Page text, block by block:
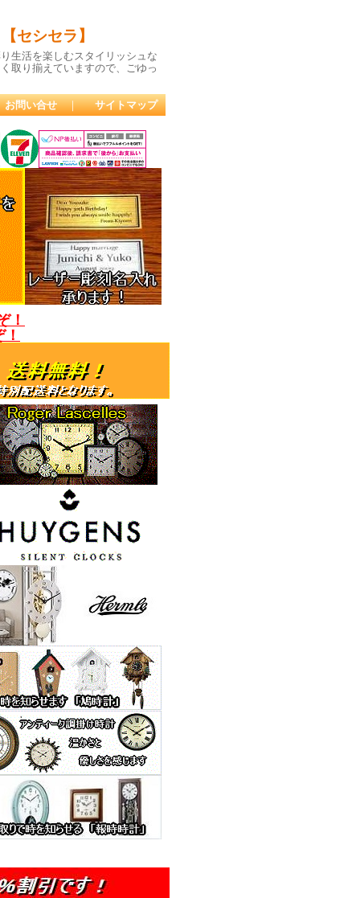
セシセラ】
生活を楽しむスタイリッシュな
取り揃えていますので、ごゆっ
お問い合せ ｜ サイトマップ
！